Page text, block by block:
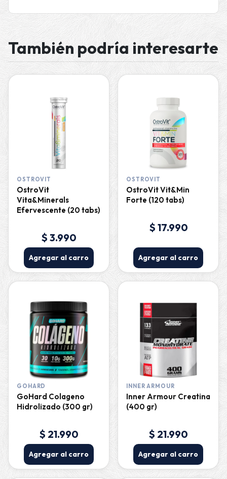
También podría interesarte
OSTROVIT
OstroVit
Vita&Minerals
Efervescente (20 tabs)
$ 3.990
Agregar al carro
OSTROVIT
OstroVit Vit&Min
Forte (120 tabs)
$ 17.990
Agregar al carro
GOHARD
GoHard Colageno
Hidrolizado (300 gr)
$ 21.990
Agregar al carro
INNER ARMOUR
Inner Armour Creatina
(400 gr)
$ 21.990
Agregar al carro